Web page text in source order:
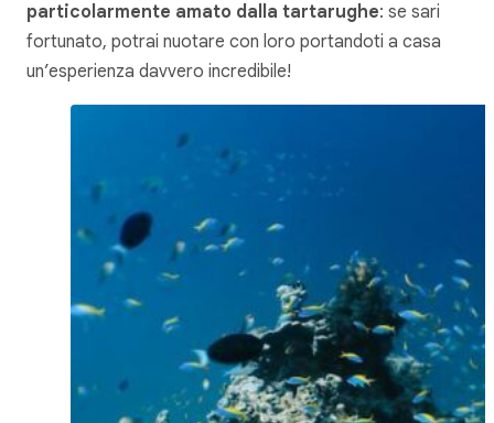
particolarmente amato dalla tartarughe: se sari
fortunato, potrai nuotare con loro portandoti a casa
un’esperienza davvero incredibile!